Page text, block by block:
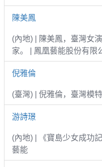
陳美鳳
(內地) | 陳美鳳，臺灣女
家。 | 鳳凰藝能股份有限
倪雅倫
(臺灣) | 倪雅倫，臺灣模
游詩璟
(內地) | 《寶島少女成功
藝能